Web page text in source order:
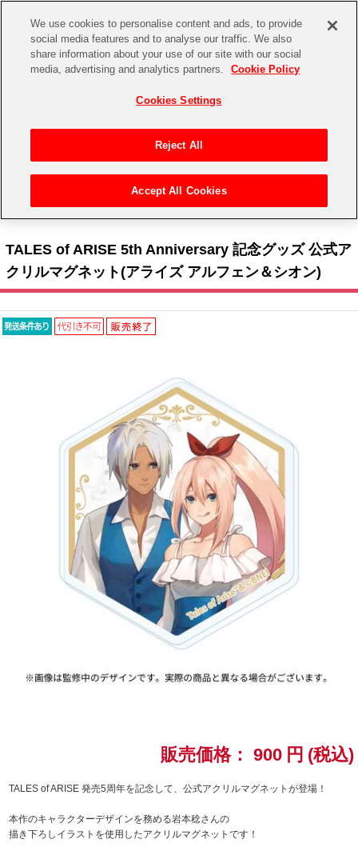
CHANNEL STORE EVENT
ゲーム 電子書籍
プレミアム会員とは
アイドルマスターシリーズ
アイドルマスター
アイドルマスター SideM
アイドルマスター シャイニーカラーズ
プロジェクトアイマス ヴイアライヴ
テイルズ オブ シリーズ
ACE COMBAT
スサノオマジック
ラブライブ！シリーズ
ラブライブ！
イベントグッズ
トイ・ホビー
テイルズ オブ シリーズ > TALES of ARISE 5th Anniversary 記念グ
TALES of ARISE 5th Anniversary 記念グッズ 公式ア
クリルマグネット(アライズ アルフェン＆シオン)
販売価格： 900 円 (税込)
TALES of ARISE 発売5周年を記念して、公式アクリルマグネットが登場！
本作のキャラクターデザインを務める岩本稔さんの
描き下ろしイラストを使用したアクリルマグネットです！
We use cookies to personalise content and ads, to provide
social media features and to analyse our traffic. We also
share information about your use of our site with our social
media, advertising and analytics partners.
Cookie Policy
Cookies Settings
Reject All
Accept All Cookies